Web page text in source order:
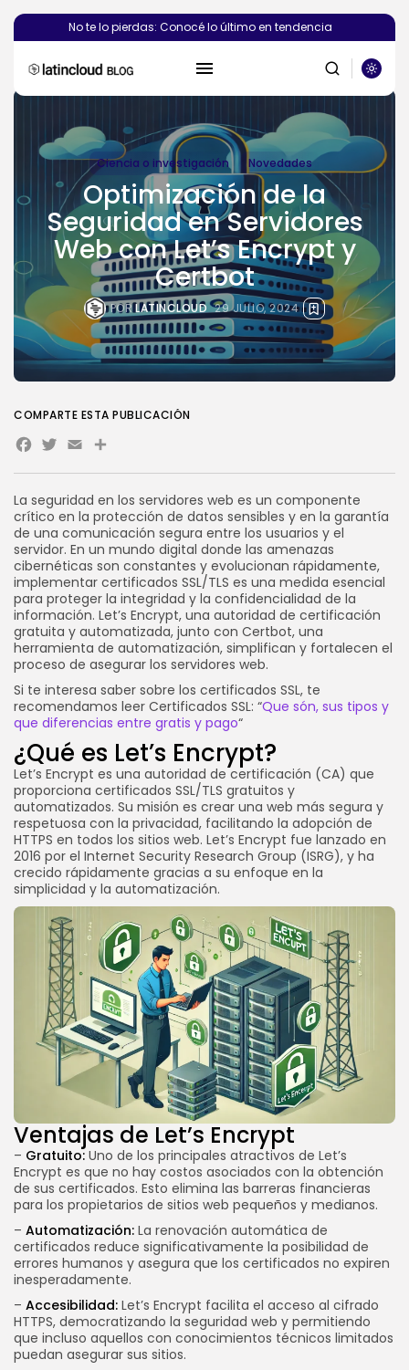
No te lo pierdas: Conocé lo último en tendencia
BUSCAR
PUBLICACIONES RECIENTES
Novedades
¿Deberías crear el sitio web de...
PORSEBASTIÁN PINEDA 6 AGOSTO, 2026
Novedades
WooCommerce en VPS:
rendimiento, velocidad y...
POR SEBASTIÁN PINEDA 21 JULIO, 2026
CATEGORÍAS DE TENDENCIA
Tutoriales
112 Artículos
Novedades
56 Artículos
Marketing Online
37 Artículos
Internet
33 Artículos
Negocios
33 Artículos
SEGUINOS
Ciencia o investigación Novedades
Optimización de la
Seguridad en Servidores
Web con Let’s Encrypt y
Certbot
PORLATINCLOUD 29 JULIO, 2024
La seguridad en los servidores web es un componente
crítico en la protección de datos sensibles y en la garantía
de una comunicación segura entre los usuarios y el
servidor. En un mundo digital donde las amenazas
cibernéticas son constantes y evolucionan rápidamente,
implementar certificados SSL/TLS es una medida esencial
para proteger la integridad y la confidencialidad de la
información. Let’s Encrypt, una autoridad de certificación
gratuita y automatizada, junto con Certbot, una
herramienta de automatización, simplifican y fortalecen el
proceso de asegurar los servidores web.
Si te interesa saber sobre los certificados SSL, te
recomendamos leer Certificados SSL: “Que són, sus tipos y
que diferencias entre gratis y pago“
¿Qué es Let’s Encrypt?
Let’s Encrypt es una autoridad de certificación (CA) que
proporciona certificados SSL/TLS gratuitos y
automatizados. Su misión es crear una web más segura y
respetuosa con la privacidad, facilitando la adopción de
HTTPS en todos los sitios web. Let’s Encrypt fue lanzado en
2016 por el Internet Security Research Group (ISRG), y ha
crecido rápidamente gracias a su enfoque en la
simplicidad y la automatización.
Ventajas de Let’s Encrypt
– Gratuito: Uno de los principales atractivos de Let’s
Encrypt es que no hay costos asociados con la obtención
de sus certificados. Esto elimina las barreras financieras
para los propietarios de sitios web pequeños y medianos.
– Automatización: La renovación automática de
certificados reduce significativamente la posibilidad de
errores humanos y asegura que los certificados no expiren
inesperadamente.
– Accesibilidad: Let’s Encrypt facilita el acceso al cifrado
HTTPS, democratizando la seguridad web y permitiendo
que incluso aquellos con conocimientos técnicos limitados
puedan asegurar sus sitios.
COMPARTE ESTA PUBLICACIÓN
Facebook
Twitter
Email